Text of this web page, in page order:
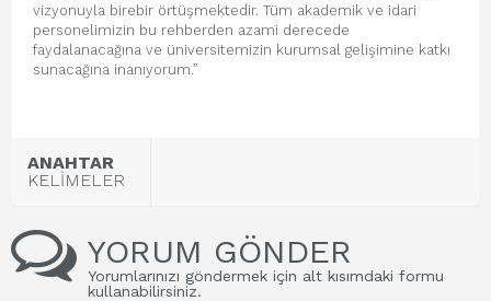
vizyonuyla birebir örtüşmektedir. Tüm akademik ve idari
personelimizin bu rehberden azami derecede
faydalanacağına ve üniversitemizin kurumsal gelişimine katkı
sunacağına inanıyorum.”
ANAHTAR
KELİMELER
YORUM GÖNDER
Yorumlarınızı göndermek için alt kısımdaki formu
kullanabilirsiniz.